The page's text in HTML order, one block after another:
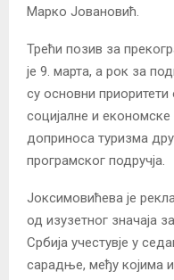
Марко Јовановић.
Трећи позив за
је 9. марта, а рок за
су основни
социјалне и
доприноса туризма
програмског подручја.
Јоксимовићева је
од изузетног значаја
Србија учестувје у
сарадње, међу којима